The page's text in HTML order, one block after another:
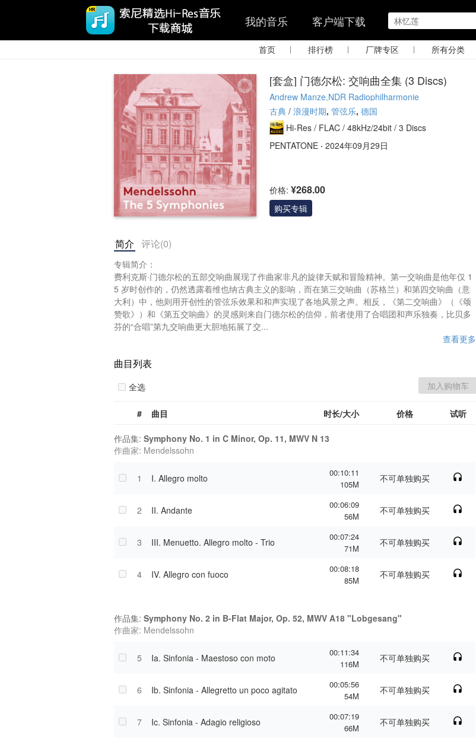
我的音乐 客户端下载
首页 | 排行榜 | 厂牌专区 | 所有分类
[套盒] 门德尔松: 交响曲全集 (3 Discs)
Andrew Manze,NDR Radiophilharmonie
古典 / 浪漫时期, 管弦乐, 德国
Hi-Res / FLAC / 48kHz/24bit / 3 Discs
PENTATONE · 2024年09月29日
价格: ¥268.00
购买专辑
简介 评论(0)
专辑简介：
费利克斯·门德尔松的五部交响曲展现了作曲家非凡的旋律天赋和冒险精神。第一交响曲是他年仅 1
5 岁时创作的，仍然透露着维也纳古典主义的影响，而在第三交响曲（苏格兰）和第四交响曲（意
大利）中，他则用开创性的管弦乐效果和和声实现了各地风景之声。相反，《第二交响曲》（《颂
赞歌》）和《第五交响曲》的灵感则来自门德尔松的信仰，前者使用了合唱团和声乐独奏，比贝多
芬的“合唱”第九交响曲更大胆地拓展了交...
查看更多
曲目列表
全选
# 曲目 时长/大小 价格 试听
作品集: Symphony No. 1 in C Minor, Op. 11, MWV N 13
作曲家: Mendelssohn
1 I. Allegro molto
00:10:11
105M
不可单独购买
2 II. Andante
00:06:09
56M
不可单独购买
3 III. Menuetto. Allegro molto - Trio
00:07:24
71M
不可单独购买
4 IV. Allegro con fuoco
00:08:18
85M
不可单独购买
作品集: Symphony No. 2 in B-Flat Major, Op. 52, MWV A18 "Lobgesang"
作曲家: Mendelssohn
5 Ia. Sinfonia - Maestoso con moto
00:11:34
116M
不可单独购买
6 Ib. Sinfonia - Allegretto un poco agitato
00:05:56
54M
不可单独购买
7 Ic. Sinfonia - Adagio religioso
00:07:19
66M
不可单独购买